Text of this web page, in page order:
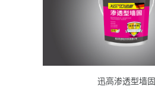
迅高渗透型墙固